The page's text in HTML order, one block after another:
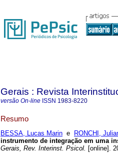
Gerais : Revista
versão On-line ISSN 1983-8220
Resumo
BESSA, Lucas Marin e RONCHI,
instrumento de integração em uma
Gerais, Rev. Interinst. Psicol. [online].